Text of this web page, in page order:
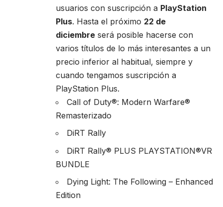
usuarios con suscripción a PlayStation
Plus. Hasta el próximo 22 de
diciembre será posible hacerse con
varios títulos de lo más interesantes a un
precio inferior al habitual, siempre y
cuando tengamos suscripción a
PlayStation Plus.
Call of Duty®: Modern Warfare®
Remasterizado
DiRT Rally
DiRT Rally® PLUS PLAYSTATION®VR
BUNDLE
Dying Light: The Following – Enhanced
Edition